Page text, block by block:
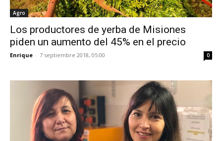
Agro
Los productores de yerba de Misiones
piden un aumento del 45% en el precio
Enrique - 7 septiembre 2018, 05:00 0